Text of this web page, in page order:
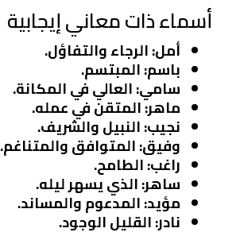
أسماء ذات معاني إيجابية
أمل: الرجاء والتفاؤل.
باسم: المبتسم.
سامي: العالي في المكانة.
ماهر: المتقن في عمله.
نجيب: النبيل والشريف.
وفيق: المتوافق والمتناغم.
راغب: الطامح.
ساهر: الذي يسهر ليله.
مؤيد: المدعوم والمساند.
نادر: القليل الوجود.